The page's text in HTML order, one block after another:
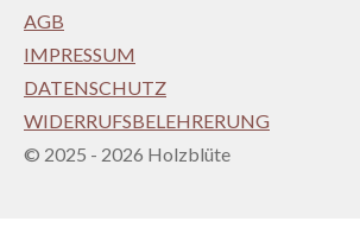
AGB
IMPRESSUM
DATENSCHUTZ
WIDERRUFSBELEHRERUNG
© 2025 - 2026 Holzblüte